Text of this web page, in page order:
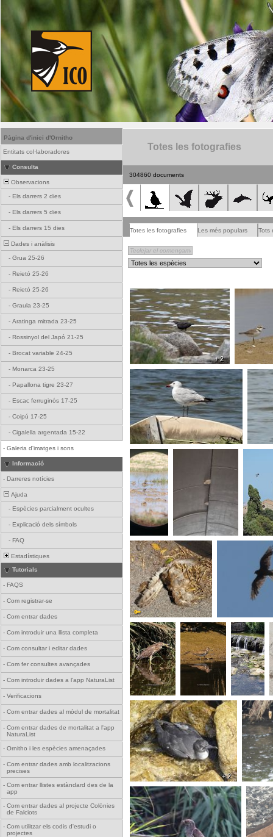
Pàgina d'inici d'Ornitho
Entitats col·laboradores
Consulta
Observacions
- Els darrers 2 dies
- Els darrers 5 dies
- Els darrers 15 dies
Dades i anàlisis
- Grua 25-26
- Reietó 25-26
- Reietó 25-26
- Graula 23-25
- Aratinga mitrada 23-25
- Rossinyol del Japó 21-25
- Brocat variable 24-25
- Monarca 23-25
- Papallona tigre 23-27
- Escac ferruginós 17-25
- Coipú 17-25
- Cigalella argentada 15-22
- Galeria d'imatges i sons
Informació
- Darreres notícies
Ajuda
- Espècies parcialment ocultes
- Explicació dels símbols
- FAQ
Estadístiques
Tutorials
- FAQS
- Com registrar-se
- Com entrar dades
- Com introduir una llista completa
- Com consultar i editar dades
- Com fer consultes avançades
- Com introduir dades a l'app NaturaList
- Verificacions
- Com entrar dades al mòdul de mortalitat
- Com entrar dades de mortalitat a l'app
NaturaList
- Ornitho i les espècies amenaçades
- Com entrar dades amb localitzacions
precises
- Com entrar llistes estàndard des de la
app
- Com entrar dades al projecte Colònies
de Falciots
- Com utilitzar els codis d'estudi o
projectes
Totes les fotografies
304860 documents
Totes les fotografies Les més populars Tots
+ 2
+ 2